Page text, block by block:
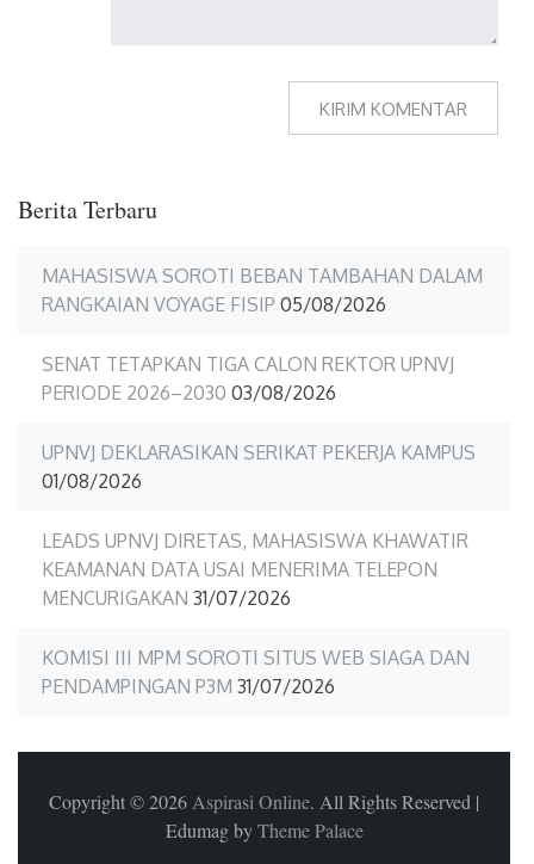
Berita Terbaru
MAHASISWA SOROTI BEBAN TAMBAHAN DALAM
RANGKAIAN VOYAGE FISIP 05/08/2026
SENAT TETAPKAN TIGA CALON REKTOR UPNVJ
PERIODE 2026–2030 03/08/2026
UPNVJ DEKLARASIKAN SERIKAT PEKERJA KAMPUS
01/08/2026
LEADS UPNVJ DIRETAS, MAHASISWA KHAWATIR
KEAMANAN DATA USAI MENERIMA TELEPON
MENCURIGAKAN 31/07/2026
KOMISI III MPM SOROTI SITUS WEB SIAGA DAN
PENDAMPINGAN P3M 31/07/2026
Copyright © 2026 Aspirasi Online. All Rights Reserved |
Edumag byTheme Palace